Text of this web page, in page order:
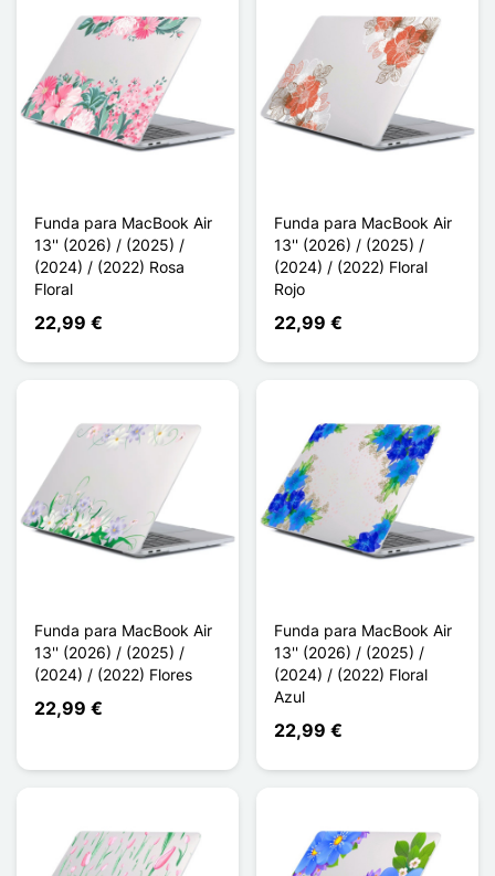
Funda para MacBook Air
13'' (2026) / (2025) /
(2024) / (2022) Rosa
Floral
22,99 €
Funda para MacBook Air
13'' (2026) / (2025) /
(2024) / (2022) Floral
Rojo
22,99 €
Funda para MacBook Air
13'' (2026) / (2025) /
(2024) / (2022) Flores
22,99 €
Funda para MacBook Air
13'' (2026) / (2025) /
(2024) / (2022) Floral
Azul
22,99 €